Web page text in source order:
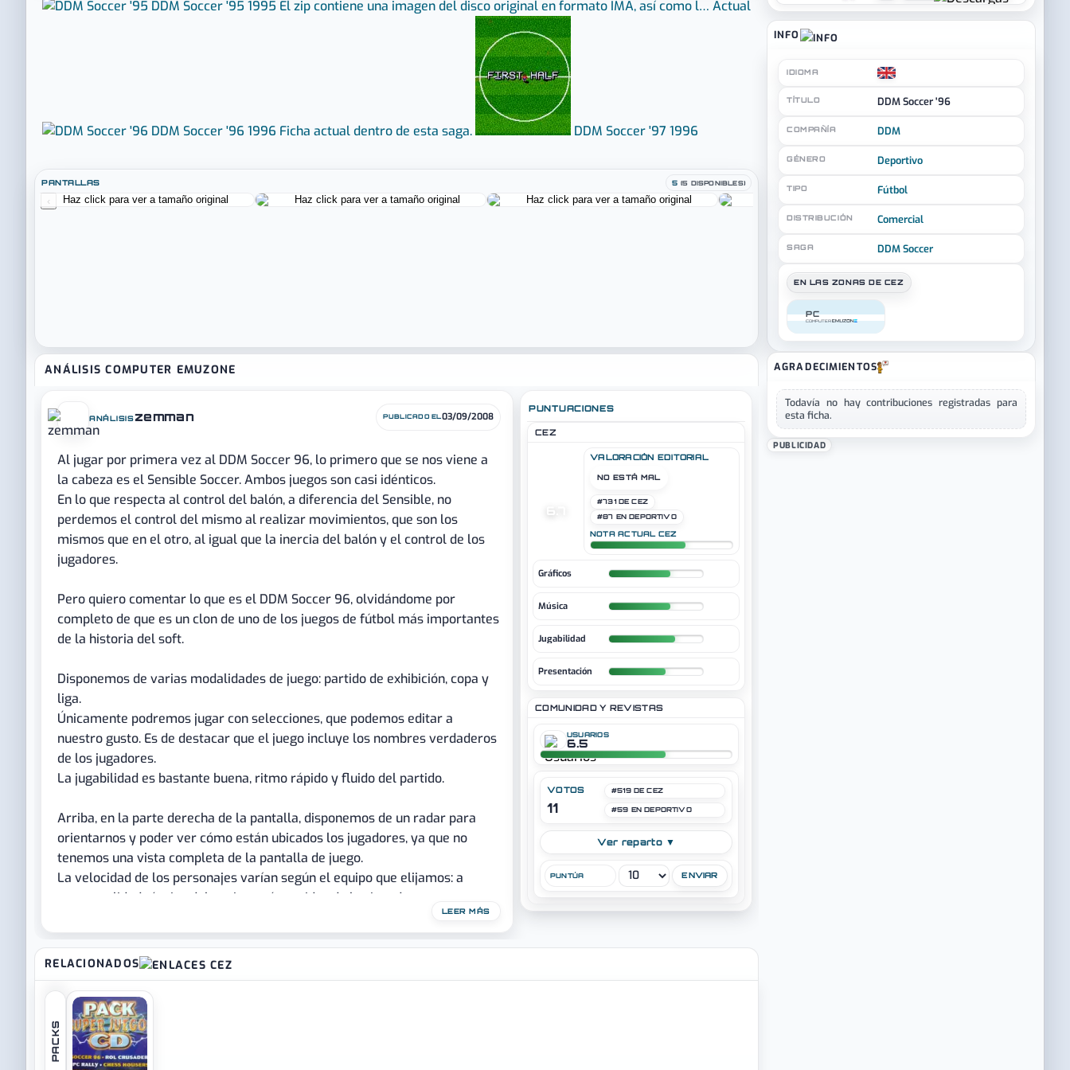
INFO
IDIOMA
TÍTULO DDM Soccer '96
COMPAÑÍA DDM
GÉNERO Deportivo
TIPO Fútbol
DISTRIBUCIÓN Comercial
SAGA DDM Soccer
EN LAS ZONAS DE CEZ
PC
COMPUTER
AGRADECIMIENTOS
Todavía no hay contribuciones registradas para
esta ficha.
PUBLICIDAD
DDM Soccer '95 1995 El zip contiene una imagen del disco original en formato IMA, así como l… Actual
DDM Soccer '96 1996 Ficha actual dentro de esta saga. DDM Soccer '97 1996
PANTALLAS 5 (5 DISPONIBLES)
‹
ANÁLISIS COMPUTER EMUZONE
ANÁLISISzemman PUBLICADO EL03/09/2008
Al jugar por primera vez al DDM Soccer 96, lo primero que se nos viene a
la cabeza es el Sensible Soccer. Ambos juegos son casi idénticos.
En lo que respecta al control del balón, a diferencia del Sensible, no
perdemos el control del mismo al realizar movimientos, que son los
mismos que en el otro, al igual que la inercia del balón y el control de los
jugadores.
Pero quiero comentar lo que es el DDM Soccer 96, olvidándome por
completo de que es un clon de uno de los juegos de fútbol más importantes
de la historia del soft.
Disponemos de varias modalidades de juego: partido de exhibición, copa y
liga.
Únicamente podremos jugar con selecciones, que podemos editar a
nuestro gusto. Es de destacar que el juego incluye los nombres verdaderos
de los jugadores.
La jugabilidad es bastante buena, ritmo rápido y fluido del partido.
Arriba, en la parte derecha de la pantalla, disponemos de un radar para
orientarnos y poder ver cómo están ubicados los jugadores, ya que no
tenemos una vista completa de la pantalla de juego.
La velocidad de los personajes varían según el equipo que elijamos: a
mayor calidad técnica del equipo, más rapidez de los jugadores.
Los gráficos son buenos, bastante cuidados en las equipaciones de los
equipos. Se distingue perfectamente con que país jugamos -o nos
enfrentamos-, y los sprites son pequeños pero, como he dicho antes, están
bastante bien elaborados y detallados.
DDM Soccer 96 es nuestro Sensible Soccer español. Se echa de menos una
base de datos más amplia, pero no está de más dedicarle un rato a este
LEER MÁS
PUNTUACIONES
CEZ
6.7
VALORACIÓN EDITORIAL
NO ESTÁ MAL
#731 DE CEZ
#87 EN DEPORTIVO
NOTA ACTUAL CEZ
Gráficos
Música
Jugabilidad
Presentación
COMUNIDAD Y REVISTAS
USUARIOS
6.5
VOTOS
11
#519 DE CEZ
#59 EN DEPORTIVO
Ver reparto ▼
PUNTÚA
RELACIONADOS
PACKS